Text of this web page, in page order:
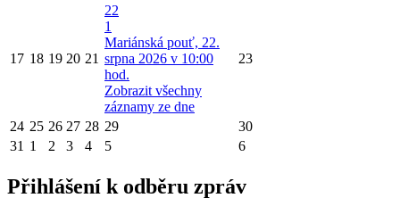
17 18 19 20 21
22
1
Mariánská pouť, 22.
srpna 2026 v 10:00
hod.
Zobrazit všechny
záznamy ze dne
23
24 25 26 27 28 29
30
31 1 2 3 4 5 6
Přihlášení k odběru zpráv